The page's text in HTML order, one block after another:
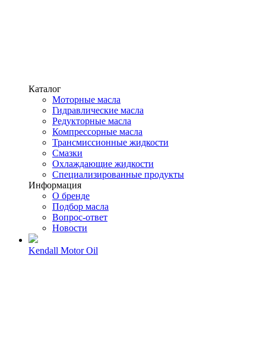
Каталог
Моторные масла
Гидравлические масла
Редукторные масла
Компрессорные масла
Трансмиссионные жидкости
Смазки
Охлаждающие жидкости
Специализированные продукты
Информация
О бренде
Подбор масла
Вопрос-ответ
Новости
Kendall Motor Oil